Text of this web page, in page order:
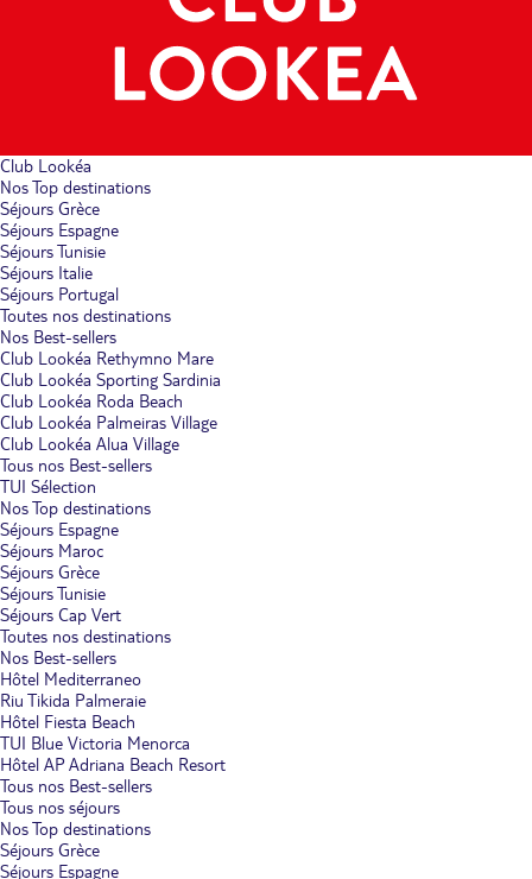
Club Lookéa
Nos Top destinations
Séjours Grèce
Séjours Espagne
Séjours Tunisie
Séjours Italie
Séjours Portugal
Toutes nos destinations
Nos Best-sellers
Club Lookéa Rethymno Mare
Club Lookéa Sporting Sardinia
Club Lookéa Roda Beach
Club Lookéa Palmeiras Village
Club Lookéa Alua Village
Tous nos Best-sellers
TUI Sélection
Nos Top destinations
Séjours Espagne
Séjours Maroc
Séjours Grèce
Séjours Tunisie
Séjours Cap Vert
Toutes nos destinations
Nos Best-sellers
Hôtel Mediterraneo
Riu Tikida Palmeraie
Hôtel Fiesta Beach
TUI Blue Victoria Menorca
Hôtel AP Adriana Beach Resort
Tous nos Best-sellers
Tous nos séjours
Nos Top destinations
Séjours Grèce
Séjours Espagne